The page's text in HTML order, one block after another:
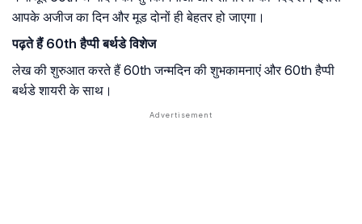
आपके अजीज का दिन और मूड दोनों ही बेहतर हो जाएगा।
पढ़ते हैं 60th हैप्पी बर्थडे विशेज
लेख की शुरुआत करते हैं 60th जन्मदिन की शुभकामनाएं और 60th हैप्पी
बर्थडे शायरी के साथ।